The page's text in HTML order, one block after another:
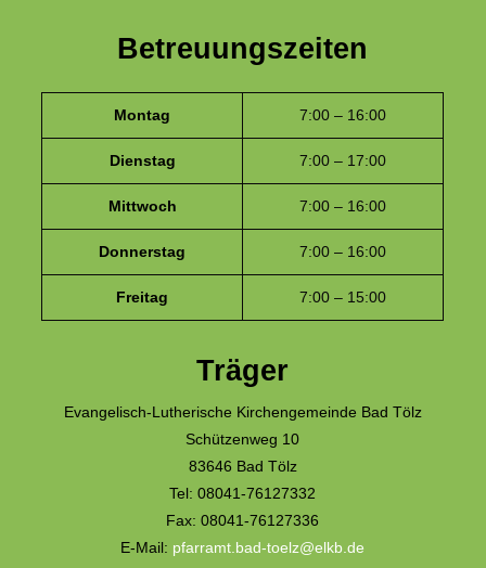
Betreuungszeiten
Montag 7:00 – 16:00
Dienstag 7:00 – 17:00
Mittwoch 7:00 – 16:00
Donnerstag 7:00 – 16:00
Freitag 7:00 – 15:00
Träger
Evangelisch-Lutherische Kirchengemeinde Bad Tölz
Schützenweg 10
83646 Bad Tölz
Tel: 08041-76127332
Fax: 08041-76127336
E-Mail: pfarramt.bad-toelz@elkb.de